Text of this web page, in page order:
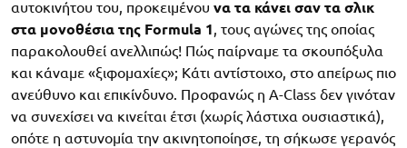
αυτοκινήτου του, προκειμένου να τα κάνει σαν τα σλικ
στα μονοθέσια της Formula 1, τους αγώνες της οποίας
παρακολουθεί ανελλιπώς! Πώς παίρναμε τα σκουπόξυλα
και κάναμε «ξιφομαχίες»; Κάτι αντίστοιχο, στο απείρως πιο
ανεύθυνο και επικίνδυνο. Προφανώς η A-Class δεν γινόταν
να συνεχίσει να κινείται έτσι (χωρίς λάστιχα ουσιαστικά),
οπότε η αστυνομία την ακινητοποίησε, τη σήκωσε γερανός